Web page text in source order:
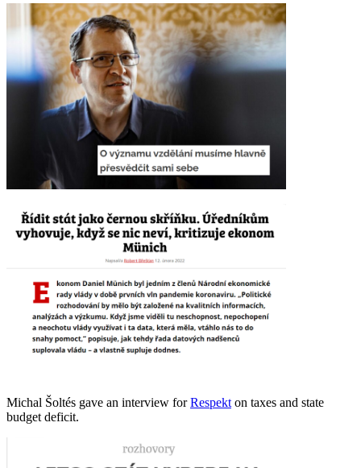
Michal Šoltés gave an interview forRespekt on taxes and state
budget deficit.